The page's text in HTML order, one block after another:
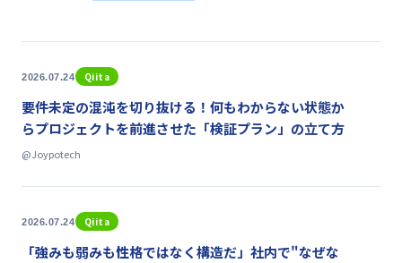
2026.07.24 Qiita
要件未定の混沌を切り抜ける！何もわからない状態か
らプロジェクトを前進させた「検証プラン」の立て方
@Joypotech
2026.07.24 Qiita
「強みも弱みも性格ではなく構造だ」社内で"なぜな